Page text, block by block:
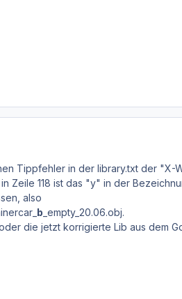
Tippfehler in der library.txt der "X-
Zeile 118 ist das "y" in der
also
b _empty_20.06.obj.
die jetzt korrigierte Lib aus dem